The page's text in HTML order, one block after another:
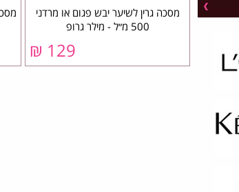
מסכה גרין לשיער יבש פגום או מרדני
500 מ״ל - מילר גרופ
129 ₪